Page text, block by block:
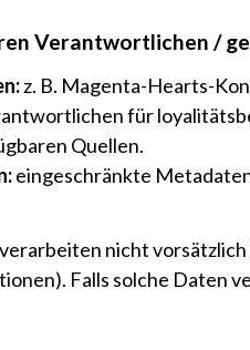
Verantwortlichen /
z. B. Magenta-Hearts-
für
Quellen.
eingeschränkte
nicht
Falls solche Daten